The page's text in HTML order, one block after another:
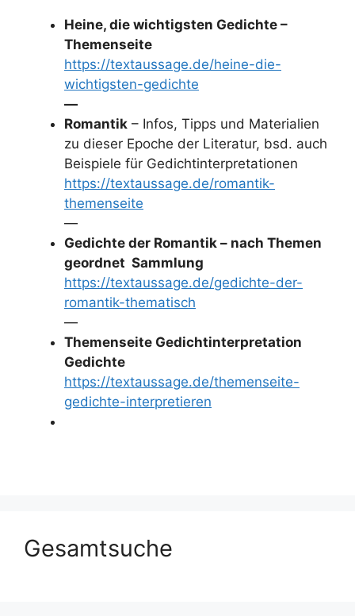
Heine, die wichtigsten Gedichte –
Themenseite
https://textaussage.de/heine-die-
wichtigsten-gedichte
—
Romantik – Infos, Tipps und Materialien
zu dieser Epoche der Literatur, bsd. auch
Beispiele für Gedichtinterpretationen
https://textaussage.de/romantik-
themenseite
—
Gedichte der Romantik – nach Themen
geordnet Sammlung
https://textaussage.de/gedichte-der-
romantik-thematisch
—
Themenseite Gedichtinterpretation
Gedichte
https://textaussage.de/themenseite-
gedichte-interpretieren
Gesamtsuche